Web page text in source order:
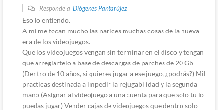
Responde a Diógenes Pantarújez
Eso lo entiendo.
A mi me tocan mucho las narices muchas cosas de la nueva
era de los videojuegos.
Que los videojuegos vengan sin terminar en el disco y tengan
que arreglartelo a base de descargas de parches de 20 Gb
(Dentro de 10 años, si quieres jugar a ese juego, ¿podrás?) Mil
practicas destinada a impedir la rejugabilidad y la segunda
mano (Asignar al videojuego a una cuenta para que solo tu lo
puedas jugar) Vender cajas de videojuegos que dentro solo